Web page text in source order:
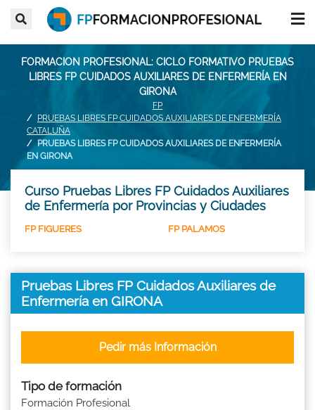
FORMACION PROFESIONAL: CICLO FORMATIVO PRUEBAS
LIBRES FP CUIDADOS AUXILIARES DE ENFERMERÍA EN
GIRONA
FP
PRUEBAS LIBRES FP CUIDADOS AUXILIARES DE ENFERMERÍA
CATALUÑA
PRUEBAS LIBRES FP CUIDADOS AUXILIARES DE ENFERMERÍA
EN GIRONA
Curso Pruebas Libres FP Cuidados Auxiliares
de Enfermería por Provincias y Ciudades
FP FIGUERES FP PALAMOS
Pruebas Libres FP Cuidados Auxiliares de
Enfermería en GIRONA
Tipo de formación
Formación Profesional
Pedir más Información